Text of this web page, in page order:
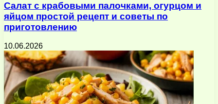
Салат с крабовыми палочками, огурцом и
яйцом простой рецепт и советы по
приготовлению
10.06.2026